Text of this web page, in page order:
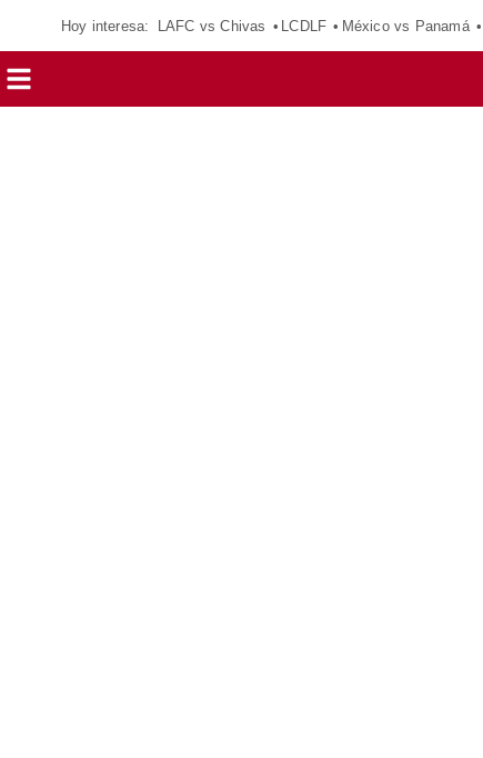
Hoy interesa: LAFC vs Chivas LCDLF México vs Panamá